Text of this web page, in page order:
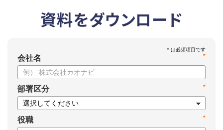
資料をダウンロード
*
会社名
*
部署区分
*
役職